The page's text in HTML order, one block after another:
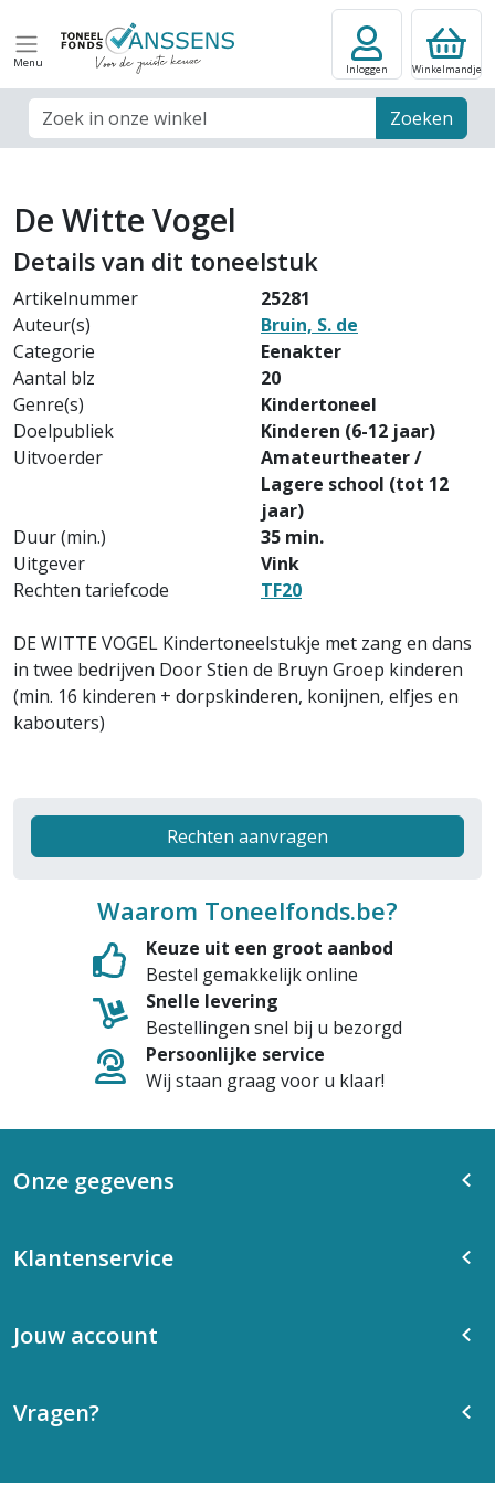
Menu
Zoek veld Zoeken
Inloggen Winkelmandje
De Witte Vogel
Details van dit toneelstuk
Artikelnummer
25281
Auteur(s)
Bruin, S. de
Categorie
Eenakter
Aantal blz
20
Genre(s)
Kindertoneel
Doelpubliek
Kinderen (6-12 jaar)
Uitvoerder
Amateurtheater /
Lagere school (tot 12
jaar)
Duur (min.)
35 min.
Uitgever
Vink
Rechten tariefcode
TF20
DE WITTE VOGEL Kindertoneelstukje met zang en dans
in twee bedrijven Door Stien de Bruyn Groep kinderen
(min. 16 kinderen + dorpskinderen, konijnen, elfjes en
kabouters)
Rechten aanvragen
Waarom Toneelfonds.be?
Keuze uit een groot aanbod
Bestel gemakkelijk online
Snelle levering
Bestellingen snel bij u bezorgd
Persoonlijke service
Wij staan graag voor u klaar!
Onze gegevens
Klantenservice
Jouw account
Vragen?